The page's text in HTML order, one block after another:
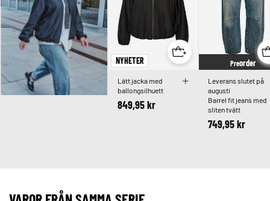
NYHETER
Lätt jacka med
ballongsilhuett
849,95 kr
Preorder
Leverans slutet på
augusti
Barrel fit jeans med
sliten tvätt
749,95 kr